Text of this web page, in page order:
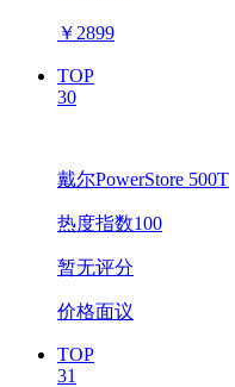
￥ 2899
TOP
30
戴尔PowerStore 500T
热度指数100
暂无评分
价格面议
TOP
31